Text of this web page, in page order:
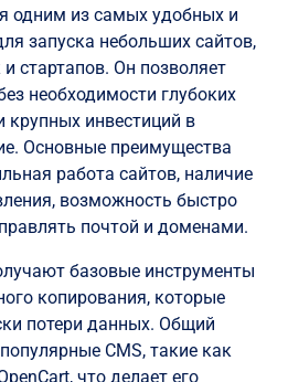
одним из самых удобных и
запуска небольших сайтов,
стартапов. Он позволяет
необходимости глубоких
крупных инвестиций в
Основные преимущества
работа сайтов, наличие
возможность быстро
почтой и доменами.
базовые инструменты
копирования, которые
потери данных. Общий
CMS, такие как
что делает его